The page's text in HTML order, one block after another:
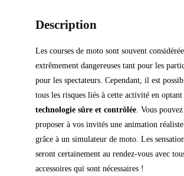
Description
Les courses de moto sont souvent
extrêmement dangereuses tant pour les
pour les spectateurs. Cependant, il est
tous les risques liés à cette activité en
technologie sûre et contrôlée. Vous
proposer à vos invités une animation
grâce à un simulateur de moto. Les
seront certainement au rendez-vous avec
accessoires qui sont nécessaires !